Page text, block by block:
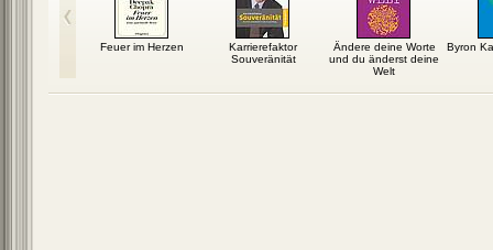
Feuer im Herzen
Karrierefaktor
Souveränität
Ändere deine Worte
und du änderst deine
Welt
Byron